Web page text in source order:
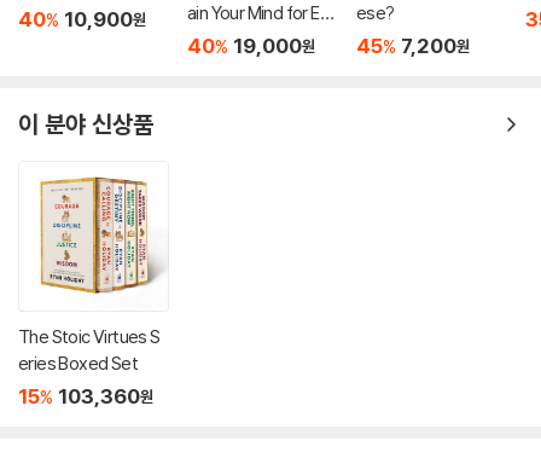
40% 10,900원
ain Your Mind for Ext
raordinary Performa
40% 19,000원
ese?
45% 7,200원
이 분야 신상품
The Stoic Virtues S
eries Boxed Set
15% 103,360원